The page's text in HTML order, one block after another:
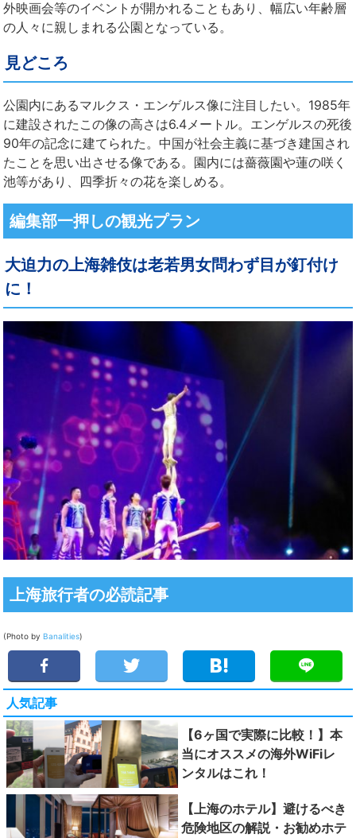
外映画会等のイベントが開かれることもあり、幅広い年齢層
の人々に親しまれる公園となっている。
見どころ
公園内にあるマルクス・エンゲルス像に注目したい。1985年
に建設されたこの像の高さは6.4メートル。エンゲルスの死後
90年の記念に建てられた。中国が社会主義に基づき建国され
たことを思い出させる像である。園内には薔薇園や蓮の咲く
池等があり、四季折々の花を楽しめる。
編集部一押しの観光プラン
大迫力の上海雑伎は老若男女問わず目が釘付け
に！
上海旅行者の必読記事
(Photo by Banalities)
人気記事
【6ヶ国で実際に比較！】本
当にオススメの海外WiFiレ
ンタルはこれ！
【上海のホテル】避けるべき
危険地区の解説・お勧めホテ